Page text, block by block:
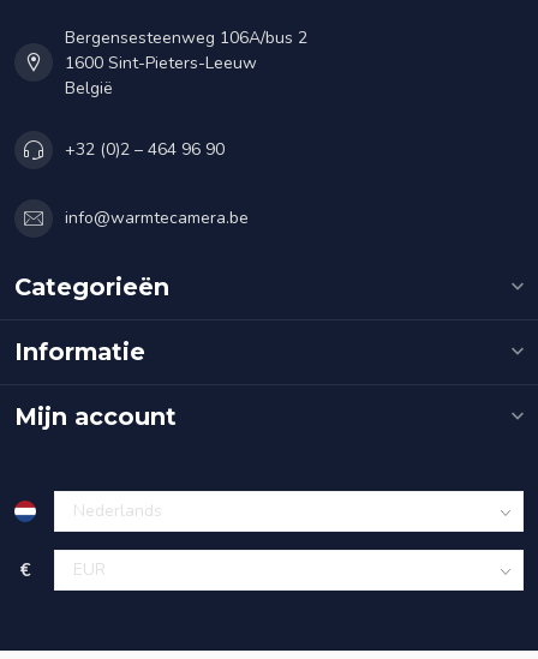
Bergensesteenweg 106A/bus 2
1600 Sint-Pieters-Leeuw
België
+32 (0)2 – 464 96 90
info@warmtecamera.be
Categorieën
Informatie
Mijn account
€